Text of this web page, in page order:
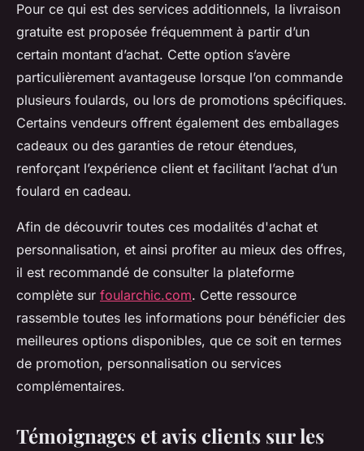
Pour ce qui est des services additionnels, la livraison
gratuite est proposée fréquemment à partir d’un
certain montant d’achat. Cette option s’avère
particulièrement avantageuse lorsque l’on commande
plusieurs foulards, ou lors de promotions spécifiques.
Certains vendeurs offrent également des emballages
cadeaux ou des garanties de retour étendues,
renforçant l’expérience client et facilitant l’achat d’un
foulard en cadeau.
Afin de découvrir toutes ces modalités d'achat et
personnalisation, et ainsi profiter au mieux des offres,
il est recommandé de consulter la plateforme
complète sur foularchic.com. Cette ressource
rassemble toutes les informations pour bénéficier des
meilleures options disponibles, que ce soit en termes
de promotion, personnalisation ou services
complémentaires.
Témoignages et avis clients sur les